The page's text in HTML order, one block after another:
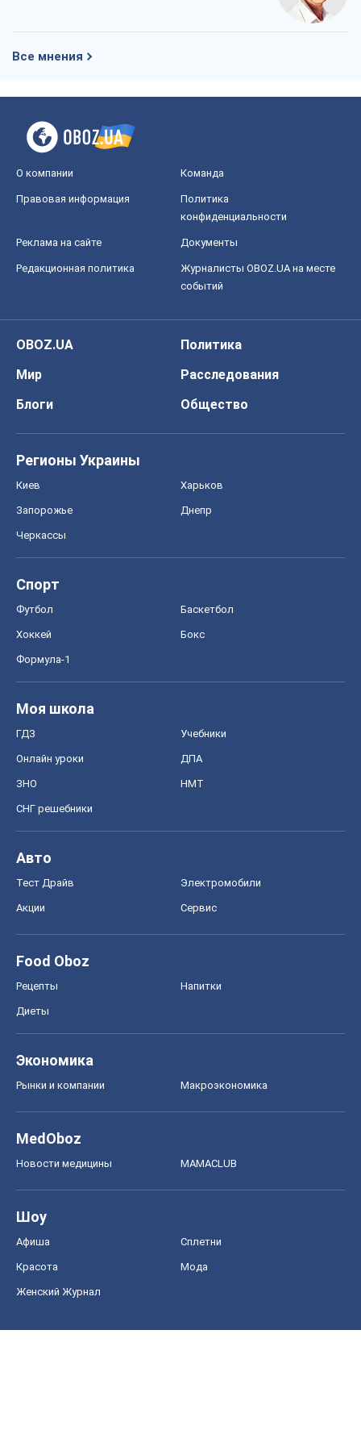
Все мнения
О компании Команда
Правовая информация
Политика
конфиденциальности
Реклама на сайте Документы
Редакционная политика
Журналисты OBOZ.UA на месте
событий
OBOZ.UA
Политика
Мир
Расследования
Блоги
Общество
Регионы Украины
Киев Харьков
Запорожье Днепр
Черкассы
Спорт
Футбол Баскетбол
Хоккей Бокс
Формула-1
Моя школа
ГДЗ Учебники
Онлайн уроки ДПА
ЗНО НМТ
СНГ решебники
Авто
Тест Драйв Электромобили
Акции Сервис
Food Oboz
Рецепты Напитки
Диеты
Экономика
Рынки и компании Mакроэкономика
MedOboz
Новости медицины MAMACLUB
Шоу
Афиша Сплетни
Красота Мода
Женский Журнал